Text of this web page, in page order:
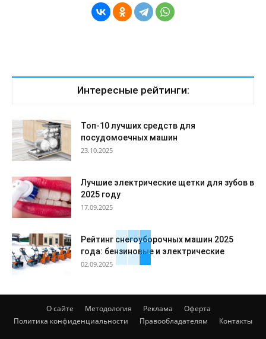
Интересные рейтинги:
Топ-10 лучших средств для
посудомоечных машин
23.10.2025
Лучшие электрические щетки для зубов в
2025 году
17.09.2025
Рейтинг снегоуборочных машин 2025
года: бензиновые и электрические
02.09.2025
О сайте Методология Реклама
Оферта
Политика конфиденциальности
Правообладателям Контакты